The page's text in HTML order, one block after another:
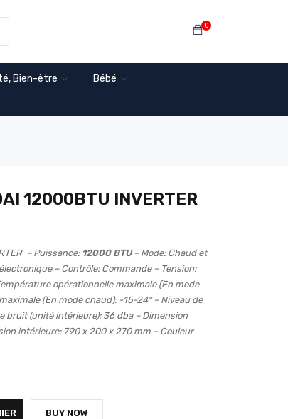
0
Bien-être
Bébé
12000BTU INVERTER
– Puissance: 12000 BTU – Mode: Chaud et
– Contrôle: Commande – Tension:
opérationnelle maximale (En mode
(En mode chaud): -15-24° – Niveau de
bruit (unité intérieure): 36 dba – Dimension
intérieure: 790 x 200 x 270 mm – Couleur
BUY NOW